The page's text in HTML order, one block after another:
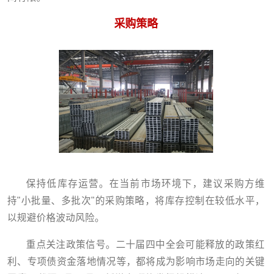
采购策略
保持低库存运营。在当前市场环境下，建议采购方维
持"小批量、多批次"的采购策略，将库存控制在较低水平，
以规避价格波动风险。
重点关注政策信号。二十届四中全会可能释放的政策红
利、专项债资金落地情况等，都将成为影响市场走向的关键